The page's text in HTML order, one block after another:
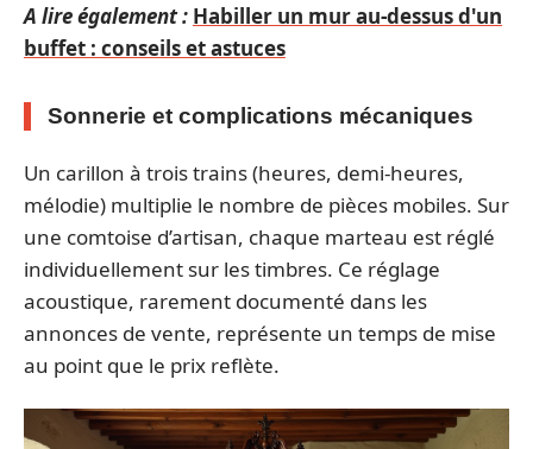
A lire également : Habiller un mur au-dessus d'un
buffet : conseils et astuces
Sonnerie et complications mécaniques
Un carillon à trois trains (heures, demi-heures,
mélodie) multiplie le nombre de pièces mobiles. Sur
une comtoise d’artisan, chaque marteau est réglé
individuellement sur les timbres. Ce réglage
acoustique, rarement documenté dans les
annonces de vente, représente un temps de mise
au point que le prix reflète.